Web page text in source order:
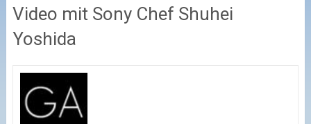
Video mit Sony Chef Shuhei
Yoshida